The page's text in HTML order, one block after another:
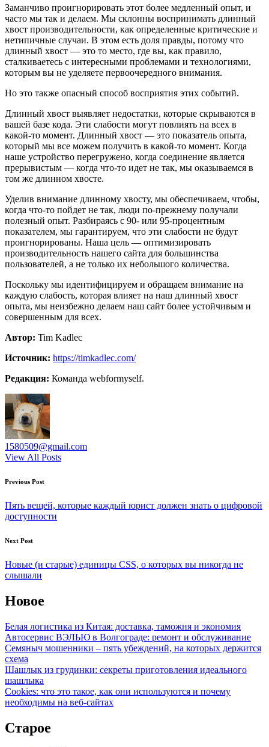
Заманчиво проигнорировать этот более медленный опыт, и
часто мы так и делаем. Мы склонны воспринимать длинный
хвост производительности, как определенные критические и
нетипичные случаи. В этом есть доля правды, потому что
длинный хвост — это то место, где вы, как правило,
сталкиваетесь с интересными проблемами и технологиями,
которым вы не уделяете первоочередного внимания.
Но это также опасный способ восприятия этих событий.
Длинный хвост выявляет недостатки, которые скрываются в
вашей базе кода. Эти слабости могут повлиять на всех в
какой-то момент. Длинный хвост — это показатель опыта,
который мы все можем получить в какой-то момент. Когда
наше устройство перегружено, когда соединение является
прерывистым — когда что-то идет не так, мы оказываемся в
том же длинном хвосте.
Уделив внимание длинному хвосту, мы обеспечиваем, чтобы,
когда что-то пойдет не так, люди по-прежнему получали
полезный опыт. Разбираясь с 90- или 95-процентным
показателем, мы гарантируем, что эти слабости не будут
проигнорированы. Наша цель — оптимизировать
производительность нашего сайта для большинства
пользователей, а не только их небольшого количества.
Поскольку мы идентифицируем и обращаем внимание на
каждую слабость, которая влияет на наш длинный хвост
опыта, мы неизбежно делаем наш сайт более устойчивым и
совершенным для всех.
Автор: Tim Kadlec
Источник: https://timkadlec.com/
Редакция: Команда webformyself.
1580509@gmail.com
View All Posts
Post
navigation
Previous Post
Пять вещей, которые каждый юрист должен знать о цифровой
доступности
Next Post
Новые (и старые) единицы CSS, о которых вы никогда не
слышали
Новое
Белая логистика из Китая: доставка, таможня и экономия
Автосервис ВЭЛЬЮ в Волгограде: ремонт и обслуживание
Семяныч мошенники – пять убеждений, на которых держится
схема
Шашлык из грудинки: секреты приготовления идеального
шашлыка
Cookies: что это такое, как они используются и почему
необходимы на веб-сайтах
Старое